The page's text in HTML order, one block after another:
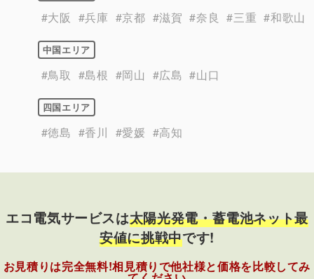
#大阪 #兵庫 #京都 #滋賀 #奈良 #三重 #和歌山
中国エリア
#鳥取 #島根 #岡山 #広島 #山口
四国エリア
#徳島 #香川 #愛媛 #高知
エコ電気サービスは太陽光発電・蓄電池ネット最
安値に挑戦中です!
お見積りは完全無料!相見積りで他社様と価格を比較してみ